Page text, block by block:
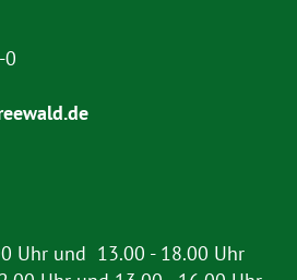
0
Uhr und 13.00 - 18.00 Uhr